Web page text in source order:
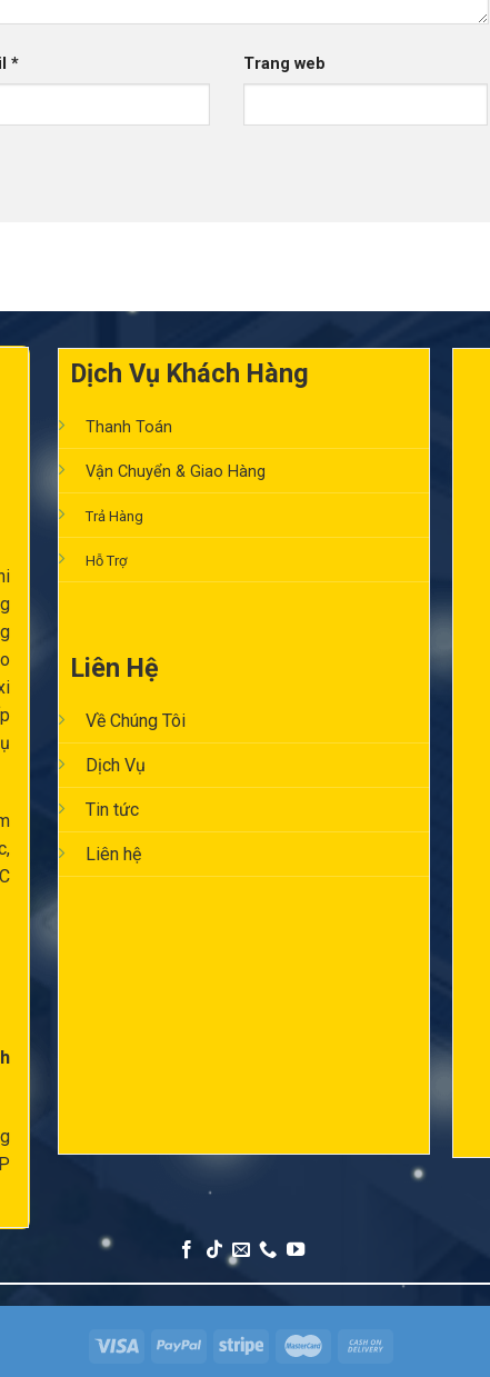
* Trang web
Dịch Vụ Khách Hàng
Thanh Toán
Vận Chuyển & Giao Hàng
Trả Hàng
Hỗ Trợ
Liên Hệ
Về Chúng Tôi
Dịch Vụ
Tin tức
Liên hệ